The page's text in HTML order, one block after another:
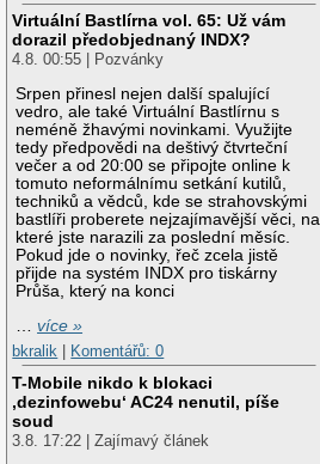
Virtuální Bastlírna vol. 65: Už vám
dorazil předobjednaný INDX?
4.8. 00:55 | Pozvánky
Srpen přinesl nejen další spalující
vedro, ale také Virtuální Bastlírnu s
neméně žhavými novinkami. Využijte
tedy předpovědi na deštivý čtvrteční
večer a od 20:00 se připojte online k
tomuto neformálnímu setkání kutilů,
techniků a vědců, kde se strahovskými
bastlíři proberete nejzajímavější věci, na
které jste narazili za poslední měsíc.
Pokud jde o novinky, řeč zcela jistě
přijde na systém INDX pro tiskárny
Průša, který na konci
…více »
bkralik
Komentářů: 0
T-Mobile nikdo k blokaci
‚dezinfowebu‘ AC24 nenutil, píše
soud
3.8. 17:22 | Zajímavý článek